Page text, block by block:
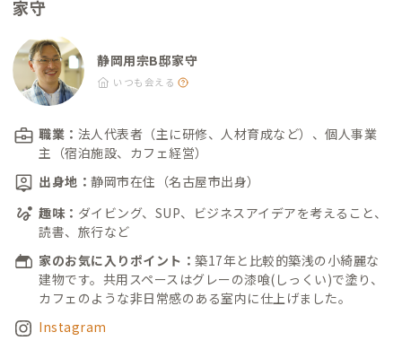
家守
静岡用宗B邸家守
いつも会える
職業： 法人代表者（主に研修、人材育成など）、個人事業
主（宿泊施設、カフェ経営）
出身地： 静岡市在住（名古屋市出身）
趣味： ダイビング、SUP、ビジネスアイデアを考えること、
読書、旅行など
家のお気に入りポイント： 築17年と比較的築浅の小綺麗な
建物です。共用スペースはグレーの漆喰(しっくい)で塗り、
カフェのような非日常感のある室内に仕上げました。
Instagram